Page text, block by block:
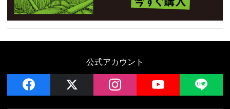
公式アカウント
facebook instagram YouTube